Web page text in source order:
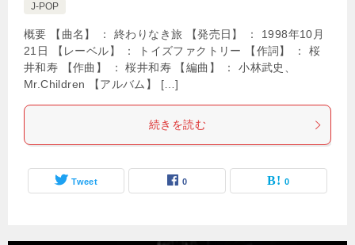
J-POP
概要 【曲名】 ： 終わりなき旅 【発売日】 ： 1998年10月
21日 【レーベル】 ： トイズファクトリー 【作詞】 ： 桜
井和寿 【作曲】 ： 桜井和寿 【編曲】 ： 小林武史、
Mr.Children 【アルバム】 […]
続きを読む
Tweet 0 0